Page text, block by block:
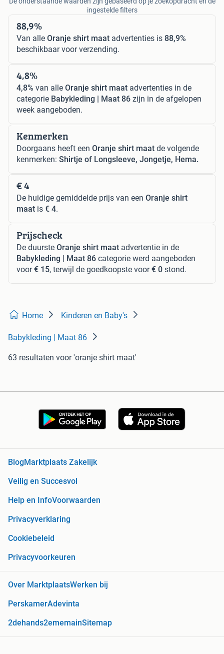
ingestelde filters
88,9%
Van alle Oranje shirt maat advertenties is 88,9%
beschikbaar voor verzending.
4,8%
4,8% van alle Oranje shirt maat advertenties in de
categorie Babykleding | Maat 86 zijn in de afgelopen
week aangeboden.
Kenmerken
Doorgaans heeft een Oranje shirt maat de volgende
kenmerken: Shirtje of Longsleeve, Jongetje, Hema.
€ 4
De huidige gemiddelde prijs van een Oranje shirt
maat is € 4.
Prijscheck
De duurste Oranje shirt maat advertentie in de
Babykleding | Maat 86 categorie werd aangeboden
voor€ 15, terwijl de goedkoopste voor€ 0 stond.
Home Kinderen en Baby's
Babykleding | Maat 86
63 resultaten voor 'oranje shirt maat'
Blog Marktplaats Zakelijk
Veilig en Succesvol
Help en InfoVoorwaarden
Privacyverklaring
Cookiebeleid
Privacyvoorkeuren
Over MarktplaatsWerken bij
PerskamerAdevinta
2dehands2ememainSitemap